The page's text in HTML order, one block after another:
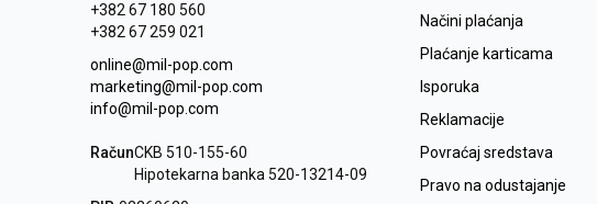
+382 67 180 560
+382 67 259 021
online@mil-pop.com
marketing@mil-pop.com
info@mil-pop.com
RačunCKB 510-155-60
Hipotekarna banka 520-13214-09
Načini plaćanja
Plaćanje karticama
Isporuka
Reklamacije
Povraćaj sredstava
Pravo na odustajanje